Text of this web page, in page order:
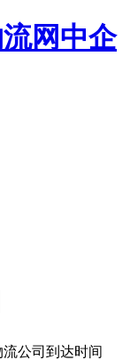
中企
公司到达时间